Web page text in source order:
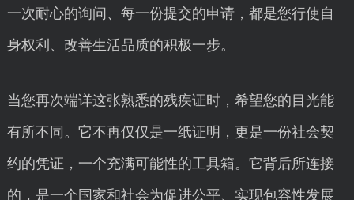
一次耐心的询问、每一份提交的申请，都是您行使自
身权利、改善生活品质的积极一步。
当您再次端详这张熟悉的残疾证时，希望您的目光能
有所不同。它不再仅仅是一纸证明，更是一份社会契
约的凭证，一个充满可能性的工具箱。它背后所连接
的，是一个国家和社会为促进公平、实现包容性发展